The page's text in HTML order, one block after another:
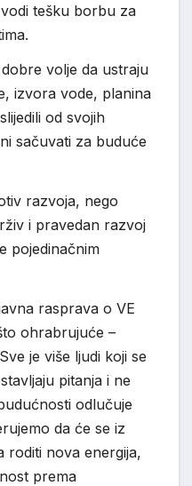
tešku borbu za
volje da ustraju
izvora vode, planina
od svojih
sačuvati za buduće
razvoja, nego
i pravedan razvoj
pojedinačnim
rasprava o VE
ohrabrujuće –
je više ljudi koji se
pitanja i ne
odlučuje
da će se iz
roditi nova energija,
prema